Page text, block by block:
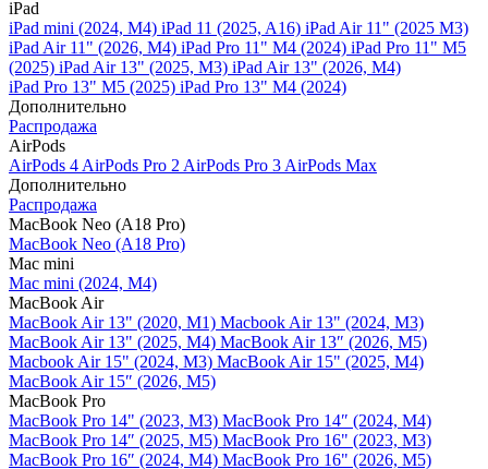
iPad
iPad mini (2024, M4) iPad 11 (2025, A16) iPad Air 11" (2025 M3)
iPad Air 11" (2026, M4) iPad Pro 11" M4 (2024) iPad Pro 11" M5
(2025) iPad Air 13" (2025, M3) iPad Air 13" (2026, M4)
iPad Pro 13" M5 (2025) iPad Pro 13" M4 (2024)
Дополнительно
Распродажа
AirPods
AirPods 4 AirPods Pro 2 AirPods Pro 3 AirPods Max
Дополнительно
Распродажа
MacBook Neo (A18 Pro)
MacBook Neo (A18 Pro)
Mac mini
Mac mini (2024, M4)
MacBook Air
MacBook Air 13" (2020, M1) Macbook Air 13" (2024, M3)
MacBook Air 13" (2025, M4) MacBook Air 13″ (2026, M5)
Macbook Air 15" (2024, M3) MacBook Air 15" (2025, M4)
MacBook Air 15″ (2026, M5)
MacBook Pro
MacBook Pro 14" (2023, M3) MacBook Pro 14″ (2024, M4)
MacBook Pro 14″ (2025, M5) MacBook Pro 16" (2023, M3)
MacBook Pro 16″ (2024, M4) MacBook Pro 16" (2026, M5)